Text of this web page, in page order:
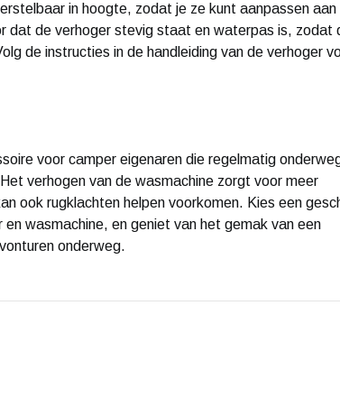
in hoogte, zodat je ze kunt aanpassen aan
dat de verhoger stevig staat en waterpas is, zodat
de instructies in de handleiding van de verhoger
voor camper eigenaren die regelmatig
verhogen van de wasmachine zorgt voor meer
ook rugklachten helpen voorkomen. Kies een
wasmachine, en geniet van het gemak van een
onderweg.